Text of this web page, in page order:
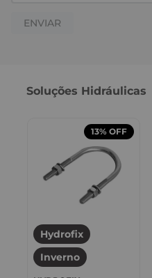
ENVIAR
Soluções Hidráulicas
13% OFF
Hydrofix
Inverno